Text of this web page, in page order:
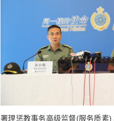
署理惩教事务高级监督(服务质素